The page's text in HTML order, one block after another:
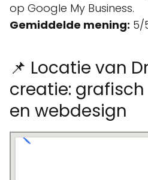
op Google My Business.
Gemiddelde mening: 5/
📌 Locatie van
creatie: grafisch
en webdesign